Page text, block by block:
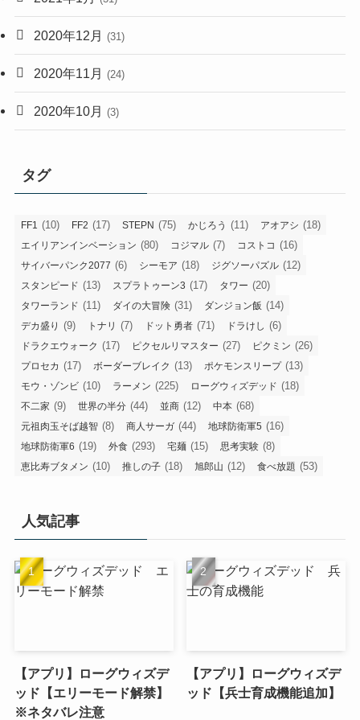
2020年12月 (31)
2020年11月 (24)
2020年10月 (3)
タグ
FF1 (10) FF2 (17) STEPN (75) かじろう (11) アオアシ (18)
エイリアンインベーション (80) コジマル (7) コストコ (16)
サイバーパンク2077 (6) シーモア (18) ジグソーパズル (12)
スタンピード (13) スプラトゥーン3 (17) タワー (20)
タワーランド (11) ダイの大冒険 (31) ダンジョン飯 (14)
デカ盛り (9) トナリ (7) ドット勇者 (71) ドラけし (6)
ドラクエウォーク (17) ピクセルリマスター (27) ピクミン (26)
プロセカ (17) ボーダーブレイク (13) ポケモンスリープ(13)
モウ・ゾンビ (10) ラーメン (225) ローグウィズデッド (18)
不二家 (9) 世界の半分 (44) 並商 (12) 中本 (68)
元祖肉玉そば越智 (8) 商人サーガ (44) 地球防衛軍5 (16)
地球防衛軍6 (19) 外食 (293) 宅麺 (15) 思考実験 (8)
恵比寿ブタメン (10) 推しの子 (18) 旭郎山 (12) 食べ放題 (53)
人気記事
【アプリ】ローグウィズデ
ッド【エリーモード解禁】
※ネタバレ注意
【アプリ】ローグウィズデ
ッド【兵士育成機能追加】